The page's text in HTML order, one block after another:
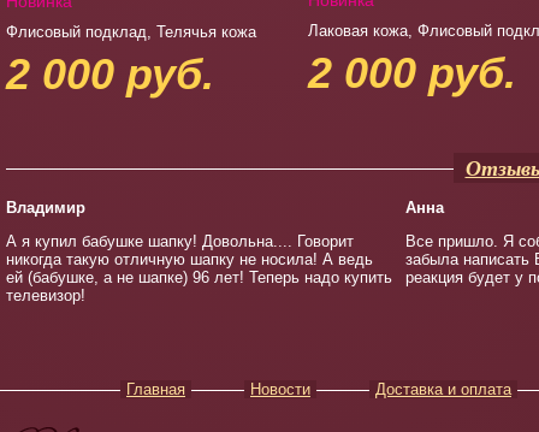
Флисовый подклад, Телячья кожа
2 000 руб.
Лаковая кожа, Флисовый
2 000 руб.
Владимир
А я купил бабушке шапку! Довольна.... Говорит
никогда такую отличную шапку не носила! А ведь
ей (бабушке, а не шапке) 96 лет! Теперь надо купить
телевизор!
Анна
Все пришло. Я
забыла написать
реакция будет у
Главная Новости Доставка и оплата